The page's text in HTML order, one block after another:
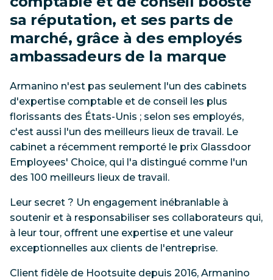
sa réputation, et ses parts de
marché, grâce à des employés
ambassadeurs de la marque
Armanino n'est pas seulement l'un des cabinets
d'expertise comptable et de conseil les plus
florissants des États-Unis ; selon ses employés,
c'est aussi l'un des meilleurs lieux de travail. Le
cabinet a récemment remporté le prix Glassdoor
Employees' Choice, qui l'a distingué comme l'un
des 100 meilleurs lieux de travail.
Leur secret ? Un engagement inébranlable à
soutenir et à responsabiliser ses collaborateurs qui,
à leur tour, offrent une expertise et une valeur
exceptionnelles aux clients de l'entreprise.
Client fidèle de Hootsuite depuis 2016, Armanino